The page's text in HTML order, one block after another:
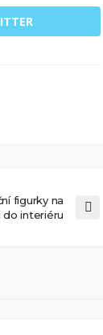
figurky na
do interiéru